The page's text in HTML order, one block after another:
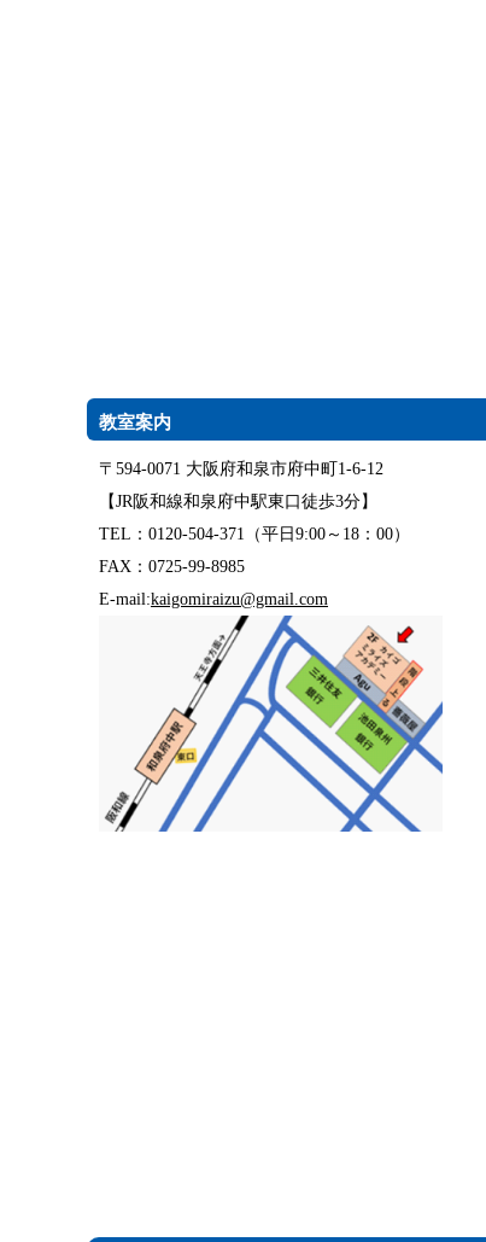
教室案内
〒594-0071 大阪府和泉市府中町1-6-12
【JR阪和線和泉府中駅東口徒歩3分】
TEL：0120-504-371（平日9:00～18：00）
FAX：0725-99-8985
E-mail:kaigomiraizu@gmail.com